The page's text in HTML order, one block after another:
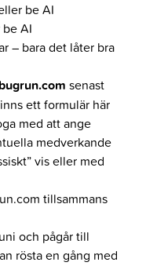
be AI
AI
– bara det låter bra
senast
ett formulär här
med att ange
medverkande
vis eller med
tillsammans
och pågår till
rösta en gång med